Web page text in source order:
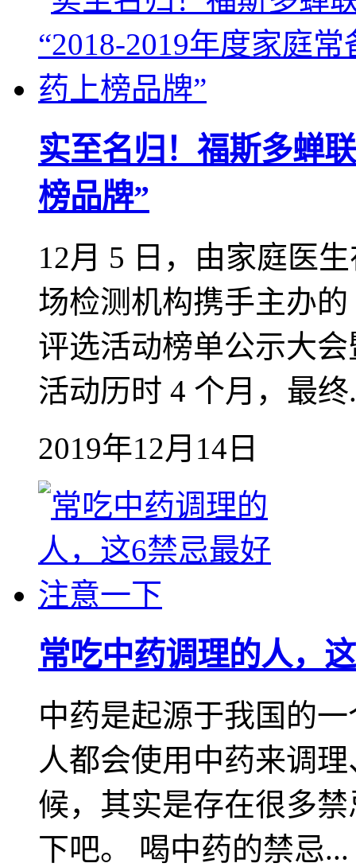
实至名归！福斯多蝉
榜品牌”
12月 5 日，由家庭医
场检测机构携手主办
评选活动榜单公示大
活动历时 4 个月，最终
2019年12月14日
常吃中药调理的人，
中药是起源于我国的
人都会使用中药来调
候，其实是存在很多
下吧。 喝中药的禁忌...